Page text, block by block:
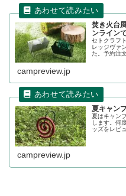
焚き火台
ンライン
セトクラフ
レッジヴァ
た。予約注
campreview.jp
夏キャン
夏はキャン
します。何
ッズをレビ
campreview.jp